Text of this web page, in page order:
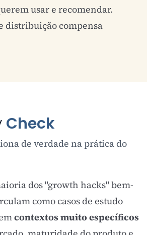
usar e recomendar.
distribuição compensa
Check
de verdade na prática do
dos "growth hacks" bem-
como casos de estudo
contextos muito específicos